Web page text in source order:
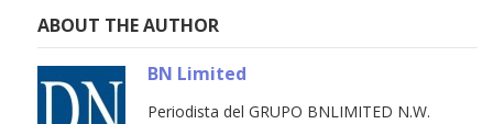
ABOUT THE AUTHOR
BN Limited
Periodista del GRUPO BNLIMITED N.W.